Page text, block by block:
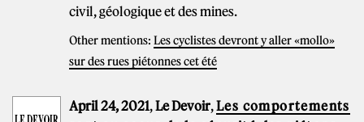
civil, géologique et des mines.
Other mentions: Les cyclistes devront y aller «mollo»
sur des rues piétonnes cet été
April 24, 2021,Le Devoir,Les comportements